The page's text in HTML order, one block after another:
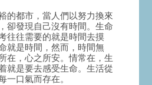
的都市，當人們以努力換來
卻發現自己沒有時間。生命
往往需要的就是時間去摸
就是時間，然而，時間無
在，心之所安。情常在，生
就是要去感受生命。生活從
一口氣而存在。